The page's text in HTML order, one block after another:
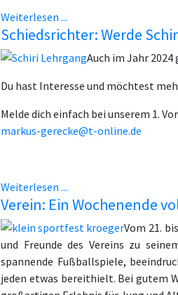
Weiterlesen ...
Schiedsrichter: Werde
Auch im Jahr
Du hast Interesse und möchtest
Melde dich einfach bei unserem 1.
markus-gerecke@t-online.de
Weiterlesen ...
Verein: Ein Wochenende
Vom 21.
und Freunde des Vereins zu
spannende Fußballspiele,
jeden etwas bereithielt. Bei gutem